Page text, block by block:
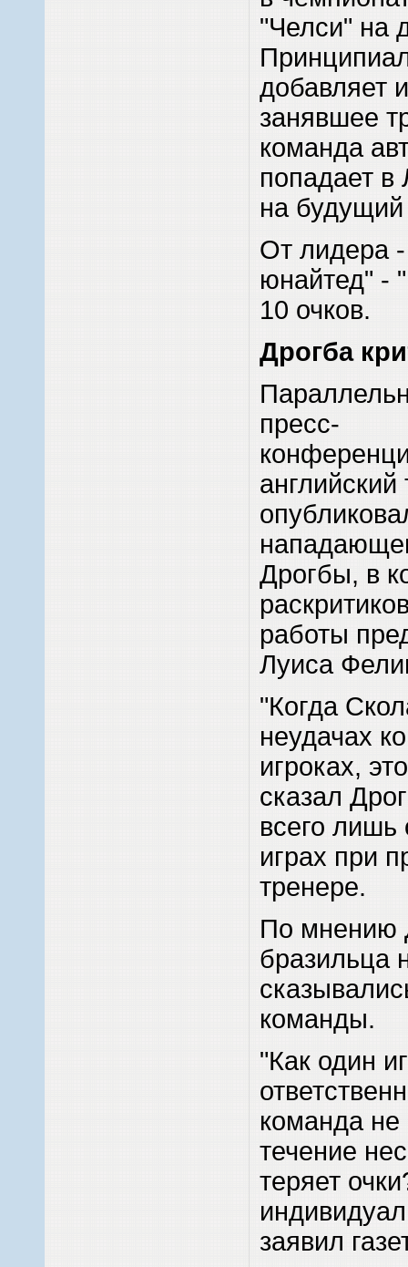
"Челси" на
добавляет
занявшее
команда
попадает в
на будущий
От лидера
юнайтед" -
10 очков.
Дрогба
пресс-
Дрогбы, в
работы
Луиса
"Когда
неудачах
игроках,
сказал
всего лишь
играх при
тренере.
По мнению
бразильца
команды.
"Как один
команда не
течение
теряет
заявил